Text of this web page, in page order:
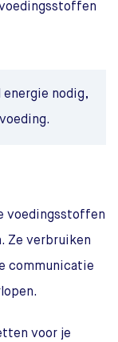
energie nodig,
voedingsstoffen
Ze verbruiken
communicatie
voor je